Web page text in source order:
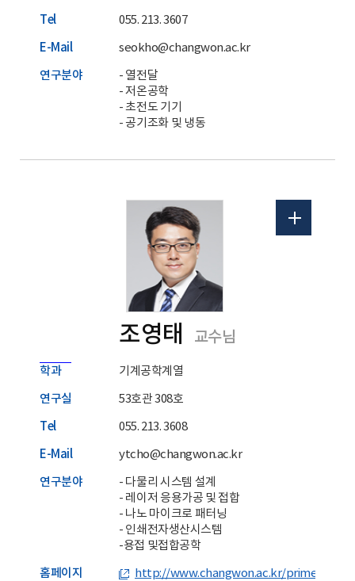
Tel 055. 213. 3607
E-Mail seokho@changwon.ac.kr
연구분야
- 열전달
- 저온공학
- 초전도 기기
- 공기조화 및 냉동
조영태 교수님
학과 기계공학계열
연구실 53호관 308호
Tel 055. 213. 3608
E-Mail ytcho@changwon.ac.kr
연구분야
- 다물리 시스템 설계
- 레이저 응용가공 및 접합
- 나노 마이크로 패터닝
- 인쇄전자생산시스템
-용접 및접합공학
홈페이지 http://www.changwon.ac.kr/prime/